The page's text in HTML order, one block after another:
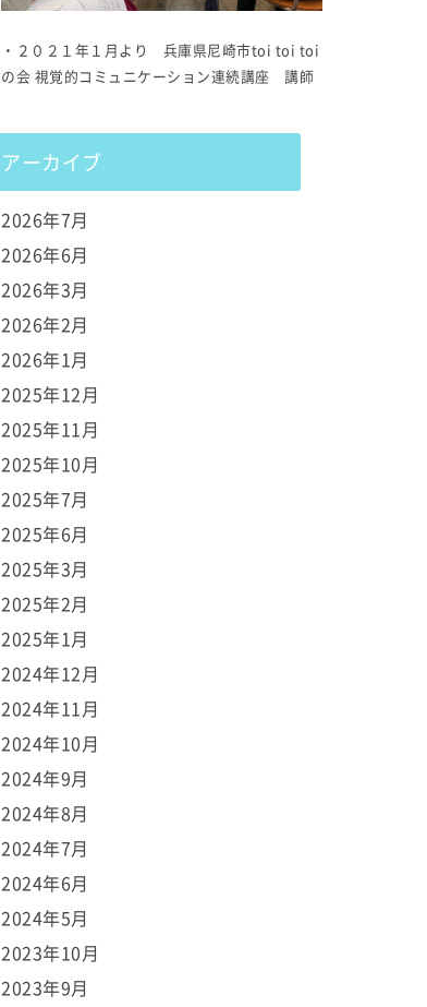
・２０２１年１月より 兵庫県尼崎市toi toi toi
の会 視覚的コミュニケーション連続講座 講師
アーカイブ
2026年7月
2026年6月
2026年3月
2026年2月
2026年1月
2025年12月
2025年11月
2025年10月
2025年7月
2025年6月
2025年3月
2025年2月
2025年1月
2024年12月
2024年11月
2024年10月
2024年9月
2024年8月
2024年7月
2024年6月
2024年5月
2023年10月
2023年9月